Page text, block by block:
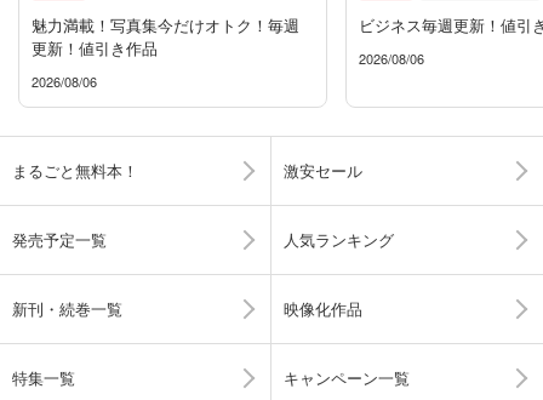
魅力満載！写真集今だけオトク！毎週
更新！値引き作品
2026/08/06
ビジネス毎週更新！値引
2026/08/06
まるごと無料本！ 激安セール
発売予定一覧 人気ランキング
新刊・続巻一覧 映像化作品
特集一覧 キャンペーン一覧